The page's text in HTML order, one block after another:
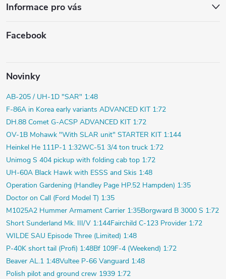
Informace pro vás
Facebook
Novinky
AB-205 / UH-1D "SAR" 1:48
F-86A in Korea early variants ADVANCED KIT 1:72
DH.88 Comet G-ACSP ADVANCED KIT 1:72
OV-1B Mohawk "With SLAR unit" STARTER KIT 1:144
Heinkel He 111P-1 1:32WC-51 3/4 ton truck 1:72
Unimog S 404 pickup with folding cab top 1:72
UH-60A Black Hawk with ESSS and Skis 1:48
Operation Gardening (Handley Page HP.52 Hampden) 1:35
Doctor on Call (Ford Model T) 1:35
M1025A2 Hummer Armament Carrier 1:35Borgward B 3000 S 1:72
Short Sunderland Mk. III/V 1:144Fairchild C-123 Provider 1:72
WILDE SAU Episode Three (Limited) 1:48
P-40K short tail (Profi) 1:48Bf 109F-4 (Weekend) 1:72
Beaver AL.1 1:48Vultee P-66 Vanguard 1:48
Polish pilot and ground crew 1939 1:72